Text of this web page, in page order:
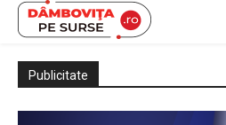
Publicitate